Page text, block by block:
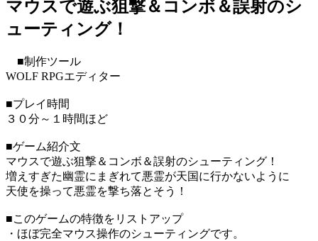
マウスで遊ぶ狙撃＆コンボ＆誤射のシ
ューティング！
■制作ツール
WOLF RPGエディター
■プレイ時間
３０分～１時間ほど
■ゲーム紹介文
マウスで遊ぶ狙撃＆コンボ＆誤射のシューティング！
増えすぎた幽霊にまぎれて悪霊が天国に行かないように
天使を操って悪霊を撃ち落とそう！
■このゲームの特徴をリストアップ
・ほぼ完全マウス操作のシューティングです。